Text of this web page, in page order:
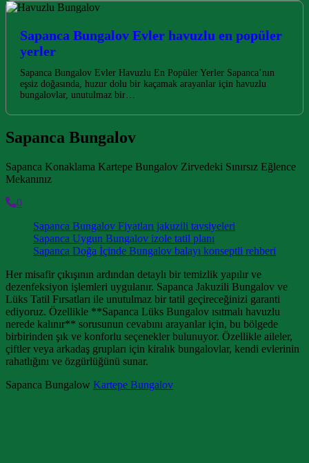
Sapanca Bungalov Evler havuzlu en popüler
yerler
Sapanca Bungalov Evler Havuzlu En Popüler Yerler Sapanca’nın
eşsiz doğasında, huzur dolu bir kaçamak arayanlar için havuzlu
bungalovlar, unutulmaz bir…
Sapanca Bungalov
Sapanca Konaklama Kartepe Bungalov Zirvedeki Sınırsız Eğlence
Mekanınız
0
Sapanca Bungalov Fiyatları jakuzili tavsiyeleri
Sapanca Uygun Bungalov izole tatil planı
Sapanca Doğa İçinde Bungalov balayı konseptli rehberi
Her misafir çıkışının ardından detaylı bir temizlik yapılır ve
dezenfeksiyon işlemleri uygulanır. Sapanca Jakuzili Bungalov ve
Lüks Tatil Fırsatları ile unutulmaz bir tatil geçireceğinizi garanti
ediyoruz. Özellikle **Sapanca Lüks Bungalov ısıtmalı havuzlu
nerede kalınır** sorusunun cevabını arayanlar için, bu bölgede
birbirinden şık ve konforlu seçenekler bulunuyor. Özellikle aileler,
çiftler veya arkadaş grupları için kiralık bungalovlar, kendi evlerinin
rahatlığını ve özgürlüğünü sunar.
Sapanca Bungalow Kartepe Bungalov